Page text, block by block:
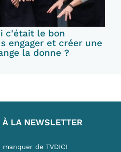
c'était le bon
engager et créer une
la donne ?
LA NEWSLETTER
de TVDICI